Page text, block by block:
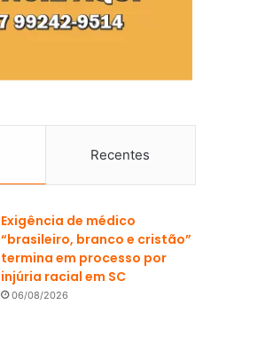
Recentes
Exigência de médico
“brasileiro, branco e cristão”
termina em processo por
injúria racial em SC
06/08/2026